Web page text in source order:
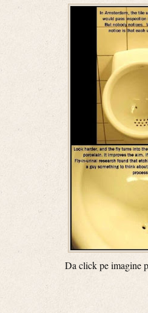
Da click pe imagine